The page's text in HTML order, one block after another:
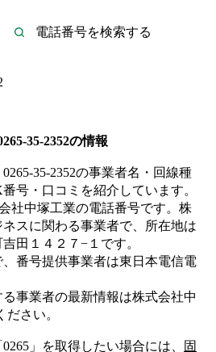
35-2352の情報
0265-35-2352の事業者名・回線種
号・口コミを紹介しています。
社中塚工業の電話番号です。 株
ネスに関わる事業者で、所在地は
田１４２７−１ です。
、番号提供事業者は東日本電信電
事業者の最新情報は株式会社中
ださい。
0265 」を取得したい場合には、
固